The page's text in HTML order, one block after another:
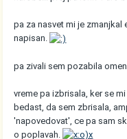
pa za nasvet mi je zmanjkal
napisan.
pa zivali sem pozabila
vreme pa izbrisala, ker se
bedast, da sem zbrisala,
'napovedovat', ce pa sam
o poplavah.